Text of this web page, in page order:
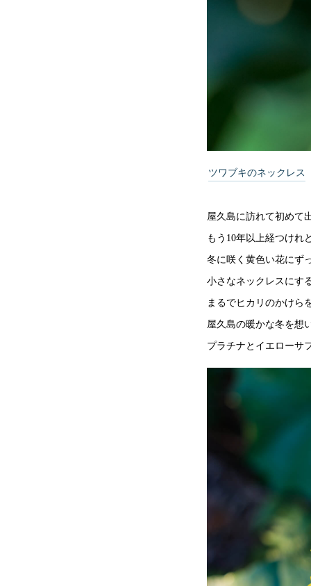
ツワブキのネックレス
屋久島に訪れて初めて
もう10年以上経つけれ
冬に咲く黄色い花にず
小さなネックレスにす
まるでヒカリのかけら
屋久島の暖かな冬を想
プラチナとイエローサ